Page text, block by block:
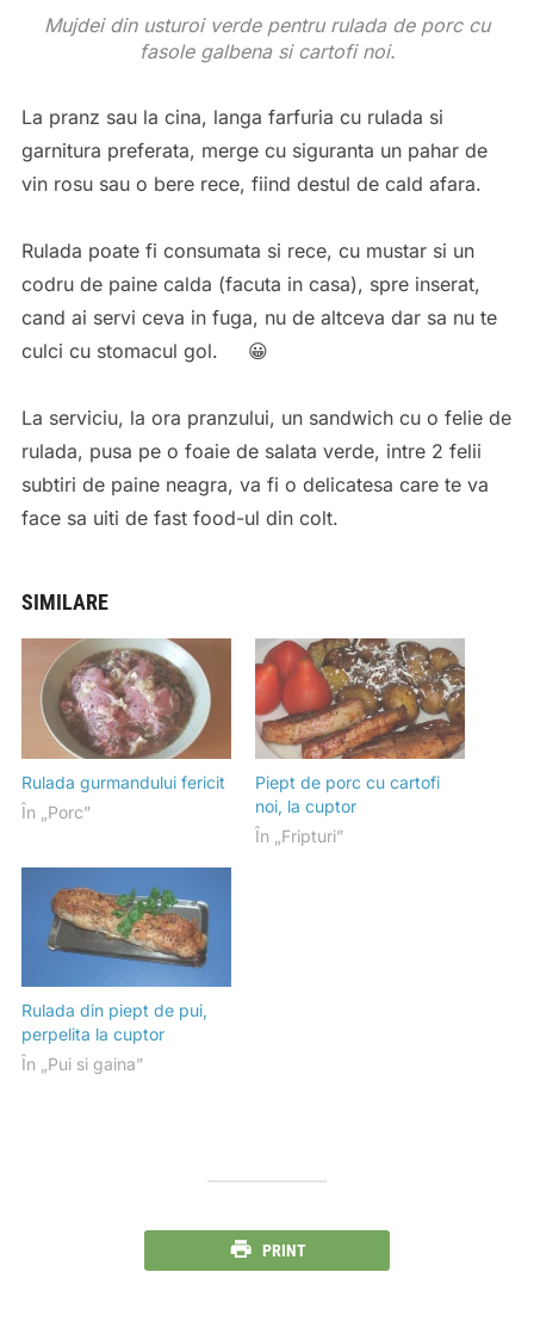
Mujdei din usturoi verde pentru rulada de porc cu
fasole galbena si cartofi noi.
La pranz sau la cina, langa farfuria cu rulada si
garnitura preferata, merge cu siguranta un pahar de
vin rosu sau o bere rece, fiind destul de cald afara.
Rulada poate fi consumata si rece, cu mustar si un
codru de paine calda (facuta in casa), spre inserat,
cand ai servi ceva in fuga, nu de altceva dar sa nu te
culci cu stomacul gol. 😀
La serviciu, la ora pranzului, un sandwich cu o felie de
rulada, pusa pe o foaie de salata verde, intre 2 felii
subtiri de paine neagra, va fi o delicatesa care te va
face sa uiti de fast food-ul din colt.
SIMILARE
Rulada gurmandului fericit
În „Porc”
Piept de porc cu cartofi
noi, la cuptor
În „Fripturi”
Rulada din piept de pui,
perpelita la cuptor
În „Pui si gaina”
PRINT